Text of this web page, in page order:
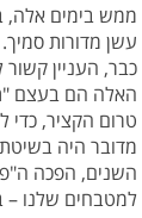
ממש בימים אלה,
עשן מדורות
כבר, העניין
האלה הם בעצם
טרום הקציר,
מדובר היה
השנים, הפכה
למטבחים שלנו –